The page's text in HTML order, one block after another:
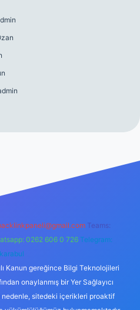
Teams:
0262 606 0 726 Telegram:
Kanun gereğince Bilgi Teknolojileri
onaylanmış bir Yer Sağlayıcı
sitedeki içerikleri proaktif